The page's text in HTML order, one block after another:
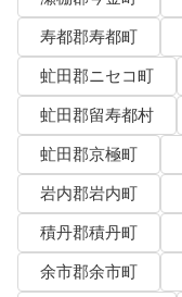
寿都郡寿都町
虻田郡ニセコ町
虻田郡留寿都村
虻田郡京極町
岩内郡岩内町
積丹郡積丹町
余市郡余市町